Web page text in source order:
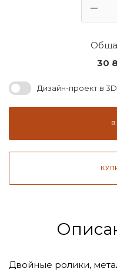
30
Дизайн-проект в
Двойные ролики,